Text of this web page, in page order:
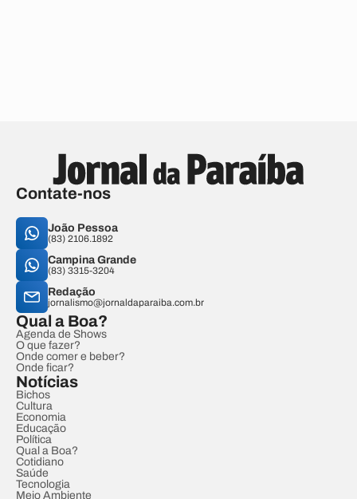
Contate-nos
João Pessoa
(83) 2106.1892
Campina Grande
(83) 3315-3204
Redação
jornalismo@jornaldaparaiba.com.br
Qual a Boa?
Agenda de Shows
O que fazer?
Onde comer e beber?
Onde ficar?
Notícias
Bichos
Cultura
Economia
Educação
Política
Qual a Boa?
Cotidiano
Saúde
Tecnologia
Meio Ambiente